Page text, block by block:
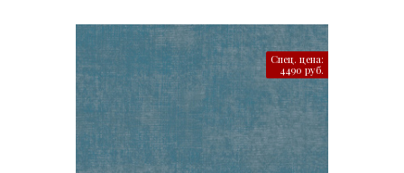
Спец. цена:
4490 руб.